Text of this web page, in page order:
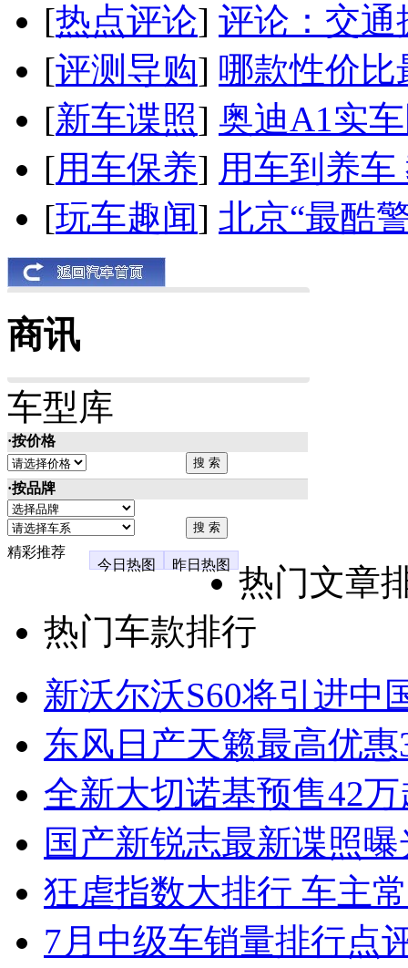
[热点评论] 评论：交通
[评测导购] 哪款性价比
[新车谍照] 奥迪A1实
[用车保养] 用车到养
[玩车趣闻] 北京“最酷
商讯
车型库
·按价格
·按品牌
精彩推荐
今日热图
昨日热图
热门文章
热门车款排行
新沃尔沃S60将引进中
东风日产天籁最高优
全新大切诺基预售42
国产新锐志最新谍照
狂虐指数大排行 车主
7月中级车销量排行点